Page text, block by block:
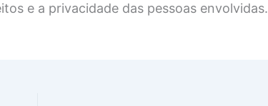
e a privacidade das pessoas envolvidas.